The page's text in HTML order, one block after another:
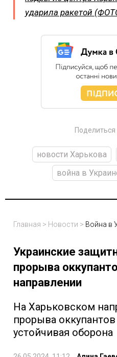
ударила ракетой
Поделиться
новости Харькова
война в
Главная > Новости > Война в
Украинские
прорыва
направлении
На Харьковском
прорыва
устойчивая оборона